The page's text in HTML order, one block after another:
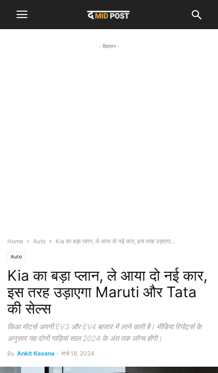
- विज्ञापन -
Home Auto Kia का बड़ा प्लान, ले आया दो नई कार, इस तरह उड़ाएगा...
Auto
Kia का बड़ा प्लान, ले आया दो नई कार,
इस तरह उड़ाएगा Maruti और Tata
की सेल्स
किआ मोटर्स अपनी EV3 और EV4 बाजार में लाने वाली है। मीडिया रिपोर्ट्स के
अनुसार यह दोनों गाड़ियां साल 2024 के अंत तक लॉन्च होंगी।
By Ankit Kasana - मार्च 18, 2024